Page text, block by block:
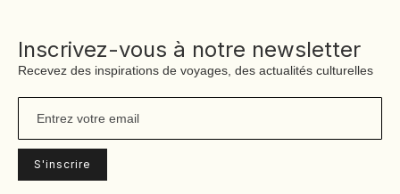
Inscrivez-vous à notre newsletter
Recevez des inspirations de voyages, des actualités culturelles